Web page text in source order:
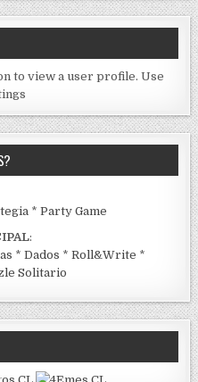
to view a user profile. Use
*Party Game
:
*Dados *Roll&Write *
Solitario